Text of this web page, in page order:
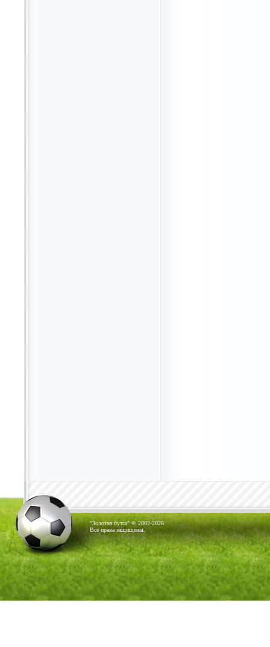
"Золотая бутса" © 2002-2026
Все права защищены.